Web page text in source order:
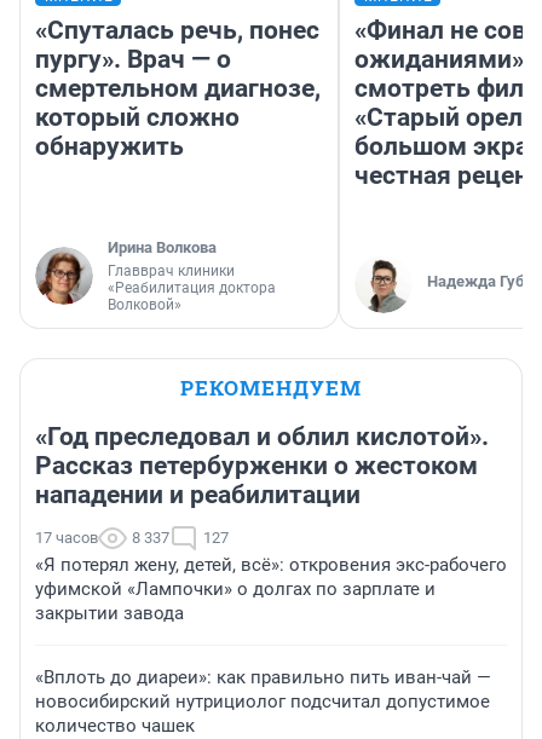
«Спуталась речь, понес
пургу». Врач — о
смертельном диагнозе,
который сложно
обнаружить
Ирина Волкова
Главврач клиники
«Реабилитация доктора
Волковой»
«Финал не
ожиданиями»:
смотреть
«Старый орел»
большом
честная
Надежда
РЕКОМЕНДУЕМ
«Год преследовал и облил кислотой».
Рассказ петербурженки о жестоком
нападении и реабилитации
17 часов 8 337 127
«Я потерял жену, детей, всё»: откровения экс-рабочего
уфимской «Лампочки» о долгах по зарплате и
закрытии завода
«Вплоть до диареи»: как правильно пить иван-чай —
новосибирский нутрициолог подсчитал допустимое
количество чашек